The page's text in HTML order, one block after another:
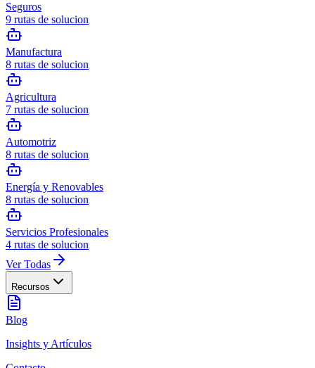
Seguros
9 rutas de solucion
Manufactura
8 rutas de solucion
Agricultura
7 rutas de solucion
Automotriz
8 rutas de solucion
Energía y Renovables
8 rutas de solucion
Servicios Profesionales
4 rutas de solucion
Ver Todas
Recursos
Blog
Insights y Artículos